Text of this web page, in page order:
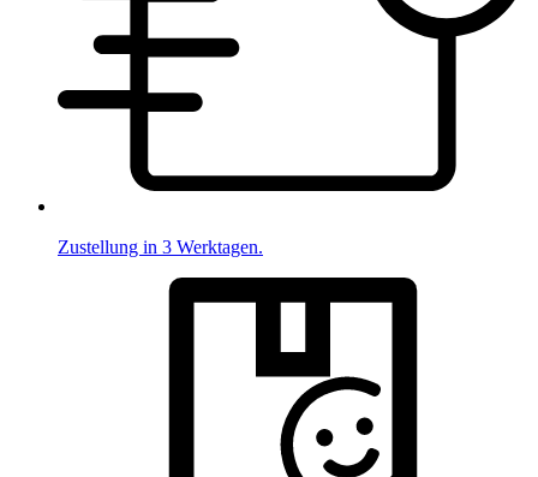
Zustellung in 3 Werktagen.